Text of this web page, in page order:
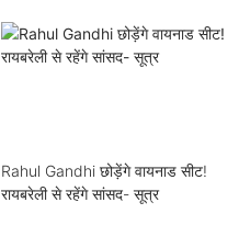
Rahul Gandhi छोड़ेंगे वायनाड सीट!
रायबरेली से रहेंगे सांसद- सूत्र